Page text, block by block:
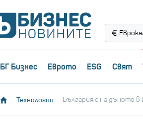
БГ Бизнес Еврото ESG Свят
Технологии България е на дъното